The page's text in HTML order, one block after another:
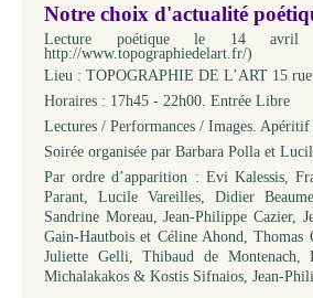
Notre choix d'actualité
Lecture poétique le 14
http://www.topographiedelart.fr/)
Lieu : TOPOGRAPHIE DE L’ART 15
Horaires : 17h45 - 22h00. Entrée Libre
Lectures / Performances / Images. Apéritif
Soirée organisée par Barbara Polla et
Par ordre d’apparition : Evi Kalessis,
Parant, Lucile Vareilles, Didier
Sandrine Moreau, Jean-Philippe Cazier,
Gain-Hautbois et Céline Ahond,
Juliette Gelli, Thibaud de Montenach,
Michalakakos & Kostis Sifnaios, Jean-